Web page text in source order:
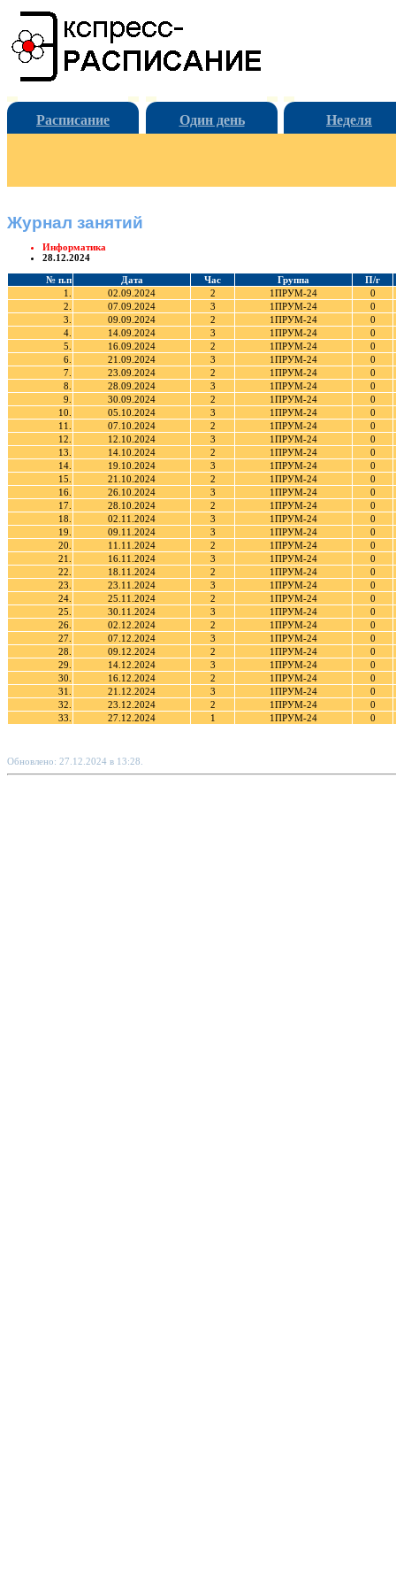
Расписание Один день Неделя
Журнал занятий
Информатика
28.12.2024
№ п.п Дата Час Группа
П/г
1.
02.09.2024 2 1ПРУМ-24
0
2.
07.09.2024 3 1ПРУМ-24
0
3.
09.09.2024 2 1ПРУМ-24
0
4.
14.09.2024 3 1ПРУМ-24
0
5.
16.09.2024 2 1ПРУМ-24
0
6.
21.09.2024 3 1ПРУМ-24
0
7.
23.09.2024 2 1ПРУМ-24
0
8.
28.09.2024 3 1ПРУМ-24
0
9.
30.09.2024 2 1ПРУМ-24
0
10.
05.10.2024 3 1ПРУМ-24
0
11.
07.10.2024 2 1ПРУМ-24
0
12.
12.10.2024 3 1ПРУМ-24
0
13.
14.10.2024 2 1ПРУМ-24
0
14.
19.10.2024 3 1ПРУМ-24
0
15.
21.10.2024 2 1ПРУМ-24
0
16.
26.10.2024 3 1ПРУМ-24
0
17.
28.10.2024 2 1ПРУМ-24
0
18.
02.11.2024 3 1ПРУМ-24
0
19.
09.11.2024 3 1ПРУМ-24
0
20.
11.11.2024 2 1ПРУМ-24
0
21.
16.11.2024 3 1ПРУМ-24
0
22.
18.11.2024 2 1ПРУМ-24
0
23.
23.11.2024 3 1ПРУМ-24
0
24.
25.11.2024 2 1ПРУМ-24
0
25.
30.11.2024 3 1ПРУМ-24
0
26.
02.12.2024 2 1ПРУМ-24
0
27.
07.12.2024 3 1ПРУМ-24
0
28.
09.12.2024 2 1ПРУМ-24
0
29.
14.12.2024 3 1ПРУМ-24
0
30.
16.12.2024 2 1ПРУМ-24
0
31.
21.12.2024 3 1ПРУМ-24
0
32.
23.12.2024 2 1ПРУМ-24
0
33.
27.12.2024 1 1ПРУМ-24 0
Обновлено: 27.12.2024 в 13:28.